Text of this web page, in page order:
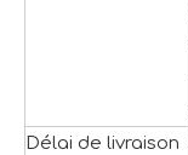
Délai de livraison